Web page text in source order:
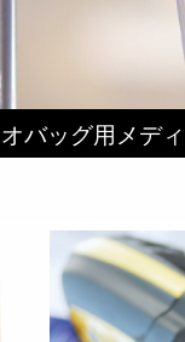
バッグ用メデ